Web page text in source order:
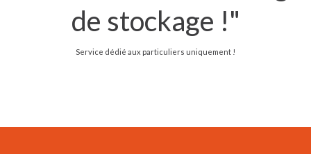
de stockage !"
Service dédié aux particuliers uniquement !